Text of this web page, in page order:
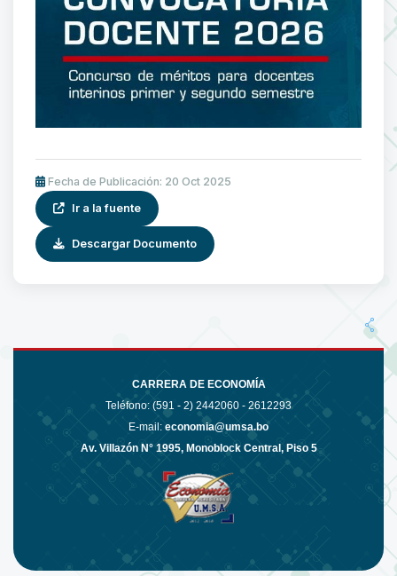
Fecha de Publicación: 20 Oct 2025
Ir a la fuente
Descargar Documento
CARRERA DE ECONOMÍA
Teléfono: (591 - 2) 2442060 - 2612293
E-mail: economia@umsa.bo
Av. Villazón N° 1995, Monoblock Central, Piso 5